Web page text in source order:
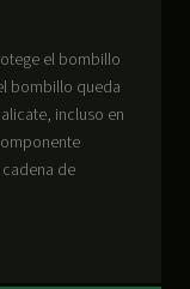
el bombillo
bombillo queda
incluso en
de